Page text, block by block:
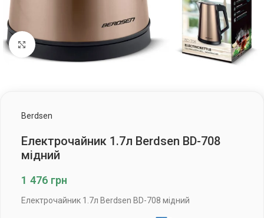
Клацніть, щоб збільшити
Berdsen
Електрочайник 1.7л Berdsen BD-708
мідний
1 476 грн
Електрочайник 1.7л Berdsen BD-708 мідний